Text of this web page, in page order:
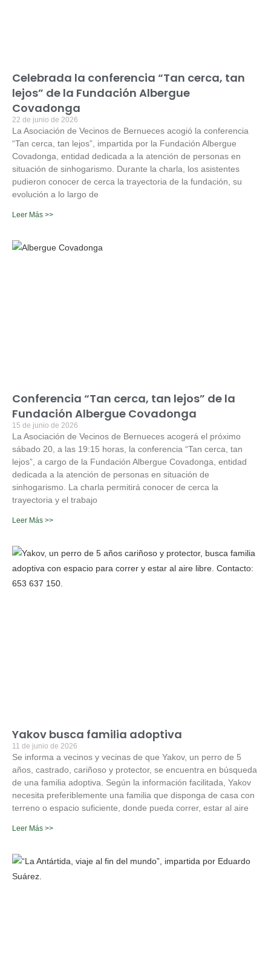
Celebrada la conferencia “Tan cerca, tan
lejos” de la Fundación Albergue
Covadonga
22 de junio de 2026
La Asociación de Vecinos de Bernueces acogió la conferencia
“Tan cerca, tan lejos”, impartida por la Fundación Albergue
Covadonga, entidad dedicada a la atención de personas en
situación de sinhogarismo. Durante la charla, los asistentes
pudieron conocer de cerca la trayectoria de la fundación, su
evolución a lo largo de
Leer Más >>
Conferencia “Tan cerca, tan lejos” de la
Fundación Albergue Covadonga
15 de junio de 2026
La Asociación de Vecinos de Bernueces acogerá el próximo
sábado 20, a las 19:15 horas, la conferencia “Tan cerca, tan
lejos”, a cargo de la Fundación Albergue Covadonga, entidad
dedicada a la atención de personas en situación de
sinhogarismo. La charla permitirá conocer de cerca la
trayectoria y el trabajo
Leer Más >>
Yakov busca familia adoptiva
11 de junio de 2026
Se informa a vecinos y vecinas de que Yakov, un perro de 5
años, castrado, cariñoso y protector, se encuentra en búsqueda
de una familia adoptiva. Según la información facilitada, Yakov
necesita preferiblemente una familia que disponga de casa con
terreno o espacio suficiente, donde pueda correr, estar al aire
Leer Más >>